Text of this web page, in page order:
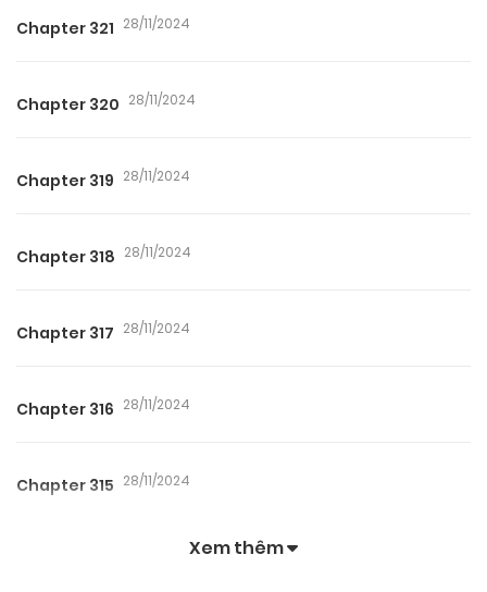
Chapter 321 28/11/2024
Chapter 320 28/11/2024
Chapter 319 28/11/2024
Chapter 318 28/11/2024
Chapter 317 28/11/2024
Chapter 316 28/11/2024
Chapter 315 28/11/2024
28/11/2024Xem thêm